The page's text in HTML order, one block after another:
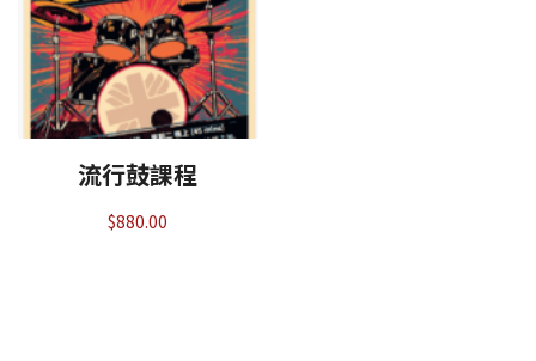
流行鼓課程
$880.00